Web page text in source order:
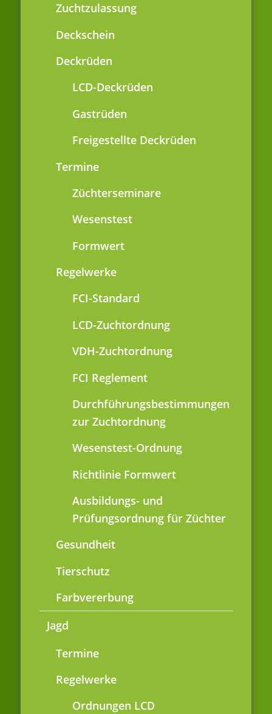
Zuchtzulassung
Deckschein
Deckrüden
LCD-Deckrüden
Gastrüden
Freigestellte Deckrüden
Termine
Züchterseminare
Wesenstest
Formwert
Regelwerke
FCI-Standard
LCD-Zuchtordnung
VDH-Zuchtordnung
FCI Reglement
Durchführungsbestimmungen
zur Zuchtordnung
Wesenstest-Ordnung
Richtlinie Formwert
Ausbildungs- und
Prüfungsordnung für Züchter
Gesundheit
Tierschutz
Farbvererbung
Jagd
Termine
Regelwerke
Ordnungen LCD